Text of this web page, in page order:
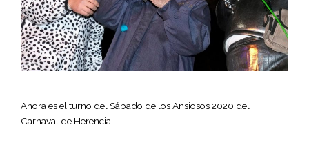
Ahora es el turno del Sábado de los Ansiosos 2020 del
Carnaval de Herencia.